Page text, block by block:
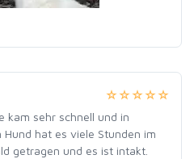
kam sehr schnell und in
hat es viele Stunden im
getragen und es ist intakt.